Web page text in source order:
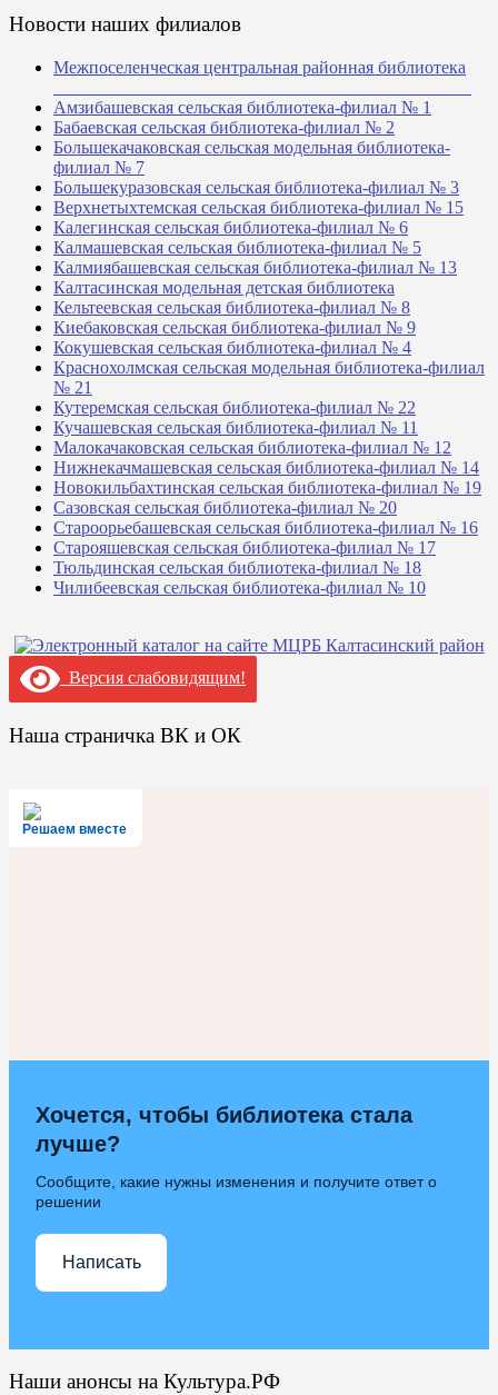
Новости наших филиалов
Межпоселенческая центральная районная библиотека
Амзибашевская сельская библиотека-филиал № 1
Бабаевская сельская библиотека-филиал № 2
Большекачаковская сельская модельная библиотека-
филиал № 7
Большекуразовская сельская библиотека-филиал № 3
Верхнетыхтемская сельская библиотека-филиал № 15
Калегинская сельская библиотека-филиал № 6
Калмашевская сельская библиотека-филиал № 5
Калмиябашевская сельская библиотека-филиал № 13
Калтасинская модельная детская библиотека
Кельтеевская сельская библиотека-филиал № 8
Киебаковская сельская библиотека-филиал № 9
Кокушевская сельская библиотека-филиал № 4
Краснохолмская сельская модельная библиотека-филиал
№ 21
Кутеремская сельская библиотека-филиал № 22
Кучашевская сельская библиотека-филиал № 11
Малокачаковская сельская библиотека-филиал № 12
Нижнекачмашевская сельская библиотека-филиал № 14
Новокильбахтинская сельская библиотека-филиал № 19
Сазовская сельская библиотека-филиал № 20
Староорьебашевская сельская библиотека-филиал № 16
Старояшевская сельская библиотека-филиал № 17
Тюльдинская сельская библиотека-филиал № 18
Чилибеевская сельская библиотека-филиал № 10
Версия слабовидящим!
Наша страничка ВК и ОК
Решаем вместе
Хочется, чтобы библиотека стала
лучше?
Сообщите, какие нужны изменения и получите ответ о
решении
Написать
Наши анонсы на Культура.РФ